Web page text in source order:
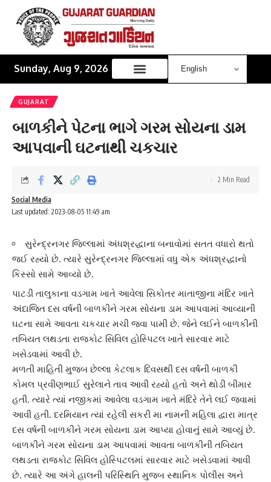
Sunday, Aug 9, 2026
GUJARAT
બાળકીને પેટના ભાગે ગરમ સોયના ડામ
આપવાની ઘટનાથી ચકચાર
Last updated: 2023-08-05 11:49 am
Social Media
2 Min Read
સુરેન્દ્રનગર જિલ્લામાં અંધશ્રદ્ધાના બનાવોમાં સતત વધારો થતો
જઈ રહ્યો છે. ત્યારે સુરેન્દ્રનગર જિલ્લામાં વધુ એક અંધશ્રદ્ધાનો
કિસ્સો સામે આવ્યો છે.
પાટડી તાલુકાના વડગામ ખાતે આવેલા સિકોતર માતાજીના મંદિર ખાતે
અંદાજિત દસ વર્ષની બાળકીને ગરમ સોયના ડામ આપવામાં આવ્યાની
ઘટના સામે આવતા ચકચાર મચી જવા પામી છે. જેને લઈને બાળકીની
તબિયત લથડતા રાજકોટ સિવિલ હોસ્પિટલ ખાતે સારવાર માટે
ખસેડવામાં આવી છે.
મળતી માહિતી મુજબ છેલ્લા કેટલાક દિવસથી દસ વર્ષની બાળકી
કોમલ પ્રવીણભાઈ સુરેલાને તાવ આવી રહ્યો હતો અને થોડી બીમાર
હતી. ત્યારે ત્યાં નજીકમાં આવેલા વડગામ ખાતે મંદિરે તેને લઈ જવામાં
આવી હતી. દરમિયાન ત્યાં રહેલી સકરી મા નામની મહિલા દ્વારા માત્ર
દસ વર્ષની બાળકીને ગરમ સોયના ડામ આપ્યા હોવાનું સામે આવ્યું છે.
બાળકીને ગરમ સોયના ડામ આપવામાં આવતા બાળકીની તબિયત
લથડતા રાજકોટ સિવિલ હોસ્પિટલમાં સારવાર માટે ખસેડવામાં આવી
છે. ત્યારે આ અંગે હાલની પરિસ્થિતિ મુજબ સ્થાનિક પોલીસ અને